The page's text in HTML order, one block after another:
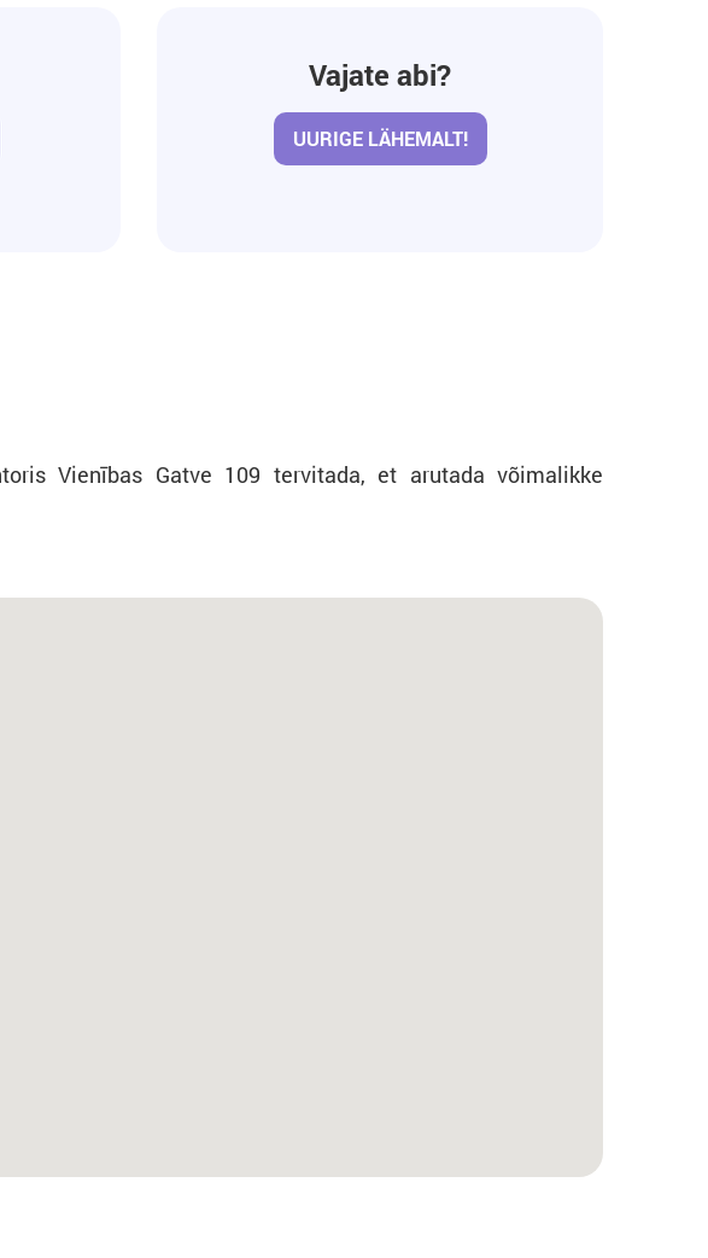
Vajate abi?
UURIGE LÄHEMALT!
Vienības Gatve 109 tervitada, et arutada võimalikke